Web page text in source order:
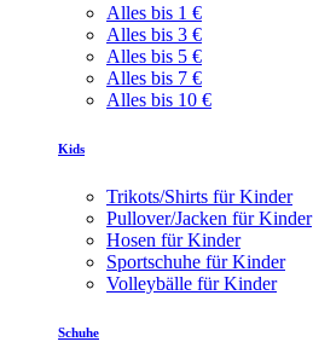
Alles bis 1 €
Alles bis 3 €
Alles bis 5 €
Alles bis 7 €
Alles bis 10 €
Kids
Trikots/Shirts für Kinder
Pullover/Jacken für Kinder
Hosen für Kinder
Sportschuhe für Kinder
Volleybälle für Kinder
Schuhe